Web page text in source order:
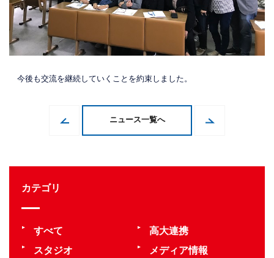
今後も交流を継続していくことを約束しました。
ニュース一覧へ
カテゴリ
すべて
高大連携
スタジオ
メディア情報